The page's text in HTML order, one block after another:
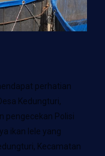
perhatian
Kedungturi,
pengecekan Polisi
ikan lele yang
Kecamatan